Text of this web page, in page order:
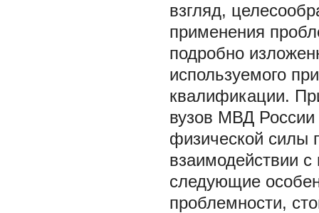
взгляд,
применения
подробно
используемого
квалификации.
вузов МВД
физической силы
взаимодействии
следующие
проблемности,